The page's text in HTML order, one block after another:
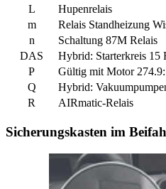
L
Hupenrelais
m
Relais Standheizung
n
Schaltung 87M Relais
DAS
Hybrid: Starterkreis 15
P
Gültig mit Motor 274.9:
Q
Hybrid:
R
AIRmatic-Relais
Sicherungskasten im